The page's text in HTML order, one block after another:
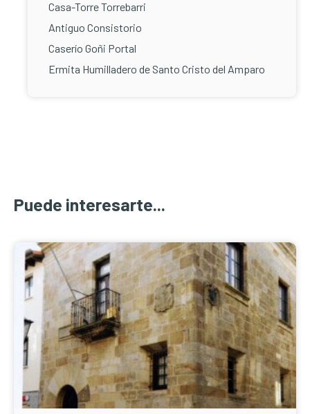
Casa-Torre Torrebarri
Antiguo Consistorio
Caserío Goñi Portal
Ermita Humilladero de Santo Cristo del Amparo
Puede interesarte...